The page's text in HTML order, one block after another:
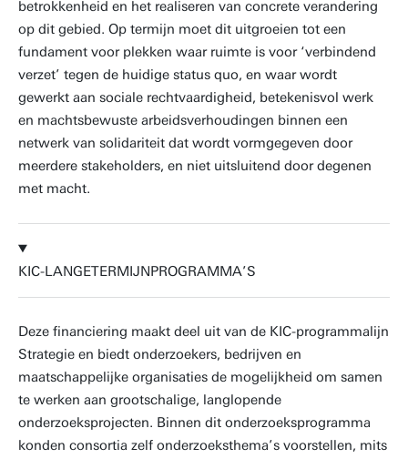
betrokkenheid en het realiseren van concrete verandering
op dit gebied. Op termijn moet dit uitgroeien tot een
fundament voor plekken waar ruimte is voor ‘verbindend
verzet’ tegen de huidige status quo, en waar wordt
gewerkt aan sociale rechtvaardigheid, betekenisvol werk
en machtsbewuste arbeidsverhoudingen binnen een
netwerk van solidariteit dat wordt vormgegeven door
meerdere stakeholders, en niet uitsluitend door degenen
met macht.
KIC-LANGETERMIJNPROGRAMMA’S
Deze financiering maakt deel uit van de KIC-programmalijn
Strategie en biedt onderzoekers, bedrijven en
maatschappelijke organisaties de mogelijkheid om samen
te werken aan grootschalige, langlopende
onderzoeksprojecten. Binnen dit onderzoeksprogramma
konden consortia zelf onderzoeksthema’s voorstellen, mits